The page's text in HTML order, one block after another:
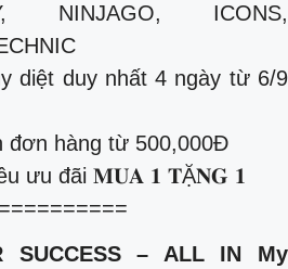
NINJAGO, ICONS,
diệt duy nhất 4 ngày từ 6/9
đơn hàng từ 500,000Đ
ưu đãi 𝐌𝐔𝐀 𝟏 𝐓Ặ𝐍𝐆 𝟏
SUCCESS – ALL IN My